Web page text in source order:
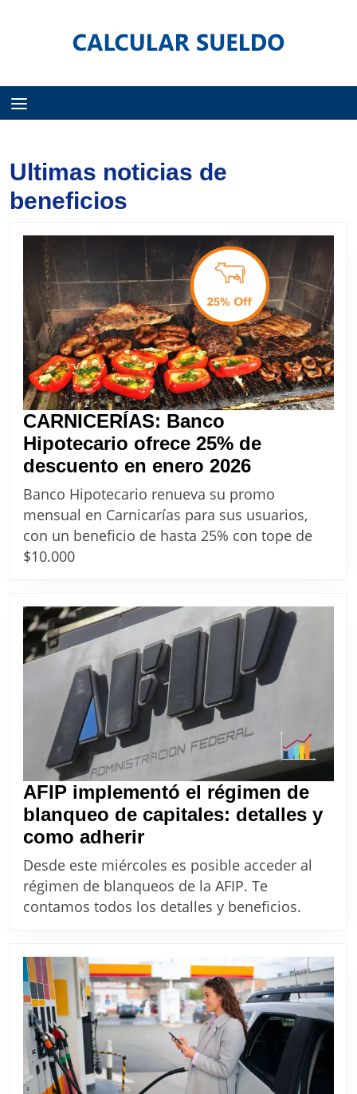
Ultimas noticias de
beneficios
CARNICERÍAS: Banco
Hipotecario ofrece 25% de
descuento en enero 2026
Banco
Hipotecario
ofrece
en
enero
2026
Banco Hipotecario renueva su promo
mensual en Carnicarías para sus usuarios,
con un beneficio de hasta 25% con tope de
$10.000
AFIP implementó el régimen de
blanqueo de capitales: detalles y
como adherirAFIP
implementó
el
régimen
de
capitales:
detalles
como
adherir
Desde este miércoles es posible acceder al
régimen de blanqueos de la AFIP. Te
contamos todos los detalles y beneficios.